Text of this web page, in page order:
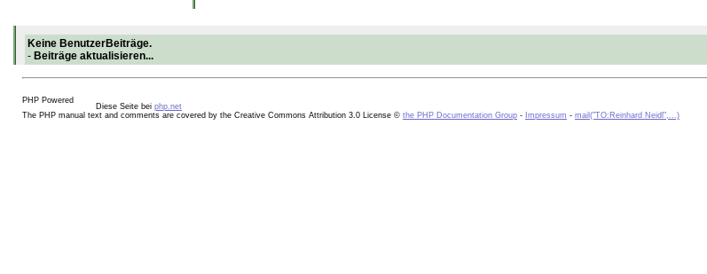
Keine BenutzerBeiträge.
- Beiträge aktualisieren...
Diese Seite bei php.net
The PHP manual text and comments are covered by the Creative Commons Attribution 3.0 License © the PHP Documentation Group - Impressum - mail("TO:Reinhard Neidl",...)